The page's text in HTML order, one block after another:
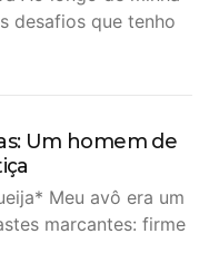
desafios que tenho
Um homem de
Meu avô era um
marcantes: firme